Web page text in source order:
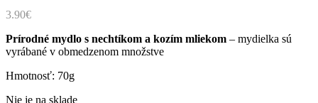
3.90€
Prírodné mydlo s nechtíkom a kozím mliekom – mydielka sú
vyrábané v obmedzenom množstve
Hmotnosť: 70g
Nie je na sklade